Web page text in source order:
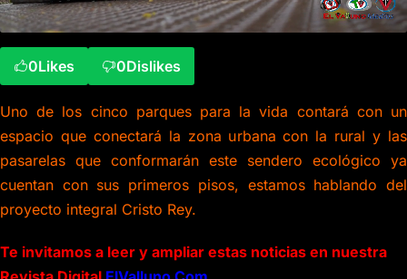
0Likes 0Dislikes
Uno de los cinco parques para la vida contará con un
espacio que conectará la zona urbana con la rural y las
pasarelas que conformarán este sendero ecológico ya
cuentan con sus primeros pisos, estamos hablando del
proyecto integral Cristo Rey.
Te invitamos a leer y ampliar estas noticias en nuestra